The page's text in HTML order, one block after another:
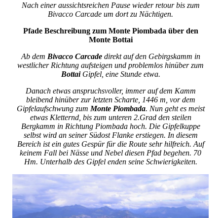
Nach einer aussichtsreichen Pause wieder retour bis zum
Bivacco Carcade um dort zu Nächtigen.
Pfade Beschreibung zum Monte Piombada über den
Monte Bottai
Ab dem Bivacco Carcadedirekt auf den Gebirgskamm in
westlicher Richtung aufsteigen und problemlos hinüber zum
BottaiGipfel, eine Stunde etwa.
Danach etwas anspruchsvoller, immer auf dem Kamm
bleibend hinüber zur letzten Scharte, 1446 m, vor dem
Gipfelaufschwung zum Monte Piombada. Nun geht es meist
etwas Kletternd, bis zum unteren 2.Grad den steilen
Bergkamm in Richtung Piombada hoch. Die Gipfelkuppe
selbst wird an seiner Südost Flanke erstiegen. In diesem
Bereich ist ein gutes Gespür für die Route sehr hilfreich. Auf
keinem Fall bei Nässe und Nebel diesen Pfad begehen. 70
Hm. Unterhalb des Gipfel enden seine Schwierigkeiten.